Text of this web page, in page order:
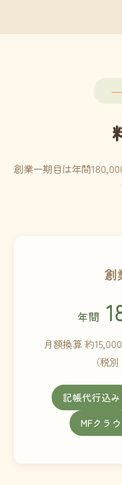
創業一期目は年間
創
年間
月額換算 約
（税
記帳代行込み
MFクラ